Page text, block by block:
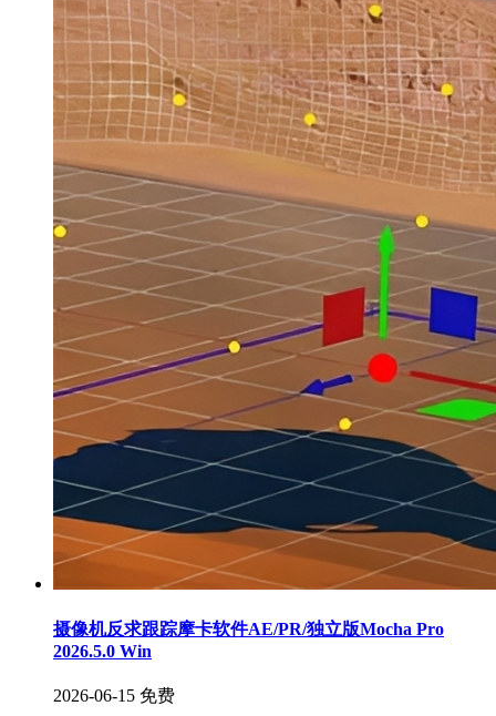
摄像机反求跟踪摩卡软件AE/PR/独立版Mocha Pro
2026.5.0 Win
2026-06-15 免费